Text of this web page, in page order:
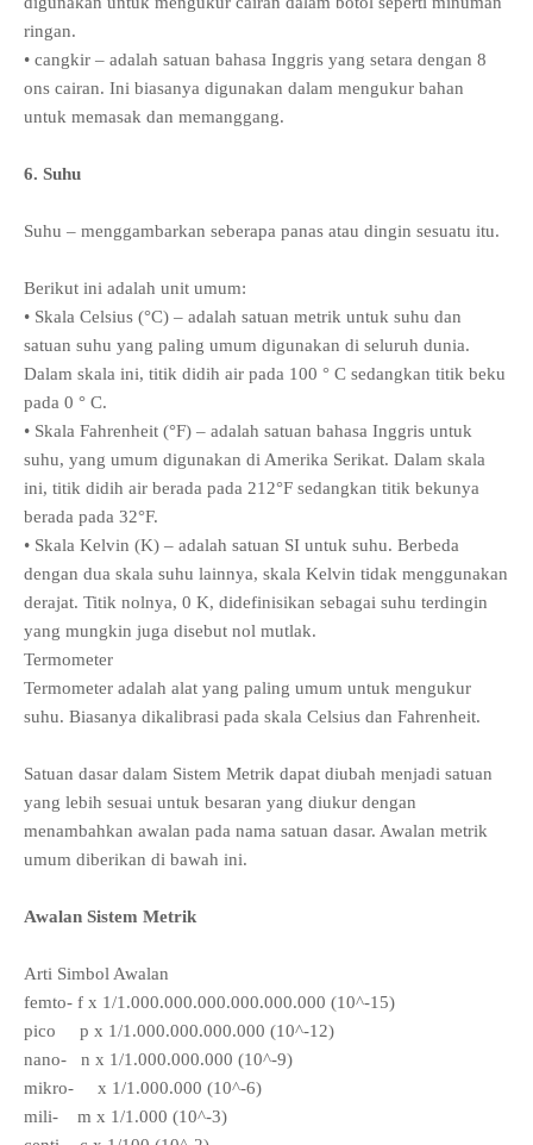
ringan.
• cangkir – adalah satuan bahasa Inggris yang setara dengan 8
ons cairan. Ini biasanya digunakan dalam mengukur bahan
untuk memasak dan memanggang.
6. Suhu
Suhu – menggambarkan seberapa panas atau dingin sesuatu itu.
Berikut ini adalah unit umum:
• Skala Celsius (°C) – adalah satuan metrik untuk suhu dan
satuan suhu yang paling umum digunakan di seluruh dunia.
Dalam skala ini, titik didih air pada 100 ° C sedangkan titik beku
pada 0 ° C.
• Skala Fahrenheit (°F) – adalah satuan bahasa Inggris untuk
suhu, yang umum digunakan di Amerika Serikat. Dalam skala
ini, titik didih air berada pada 212°F sedangkan titik bekunya
berada pada 32°F.
• Skala Kelvin (K) – adalah satuan SI untuk suhu. Berbeda
dengan dua skala suhu lainnya, skala Kelvin tidak menggunakan
derajat. Titik nolnya, 0 K, didefinisikan sebagai suhu terdingin
yang mungkin juga disebut nol mutlak.
Termometer
Termometer adalah alat yang paling umum untuk mengukur
suhu. Biasanya dikalibrasi pada skala Celsius dan Fahrenheit.
Satuan dasar dalam Sistem Metrik dapat diubah menjadi satuan
yang lebih sesuai untuk besaran yang diukur dengan
menambahkan awalan pada nama satuan dasar. Awalan metrik
umum diberikan di bawah ini.
Awalan Sistem Metrik
Arti Simbol Awalan
femto- f x 1/1.000.000.000.000.000.000 (10^-15)
pico p x 1/1.000.000.000.000 (10^-12)
nano- n x 1/1.000.000.000 (10^-9)
mikro- x 1/1.000.000 (10^-6)
mili- m x 1/1.000 (10^-3)